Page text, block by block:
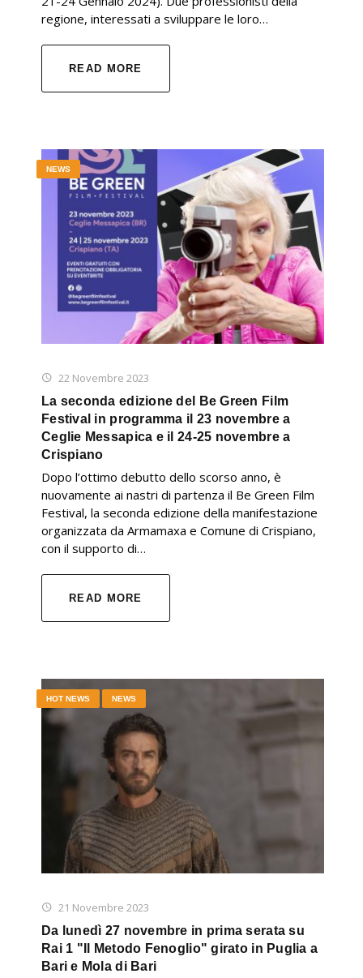
regione, interessati a sviluppare le loro…
READ MORE
22 Novembre 2023
NEWS
La seconda edizione del Be Green Film
Festival in programma il 23 novembre a
Ceglie Messapica e il 24-25 novembre a
Crispiano
Dopo l’ottimo debutto dello scorso anno, è
nuovamente ai nastri di partenza il Be Green Film
Festival, la seconda edizione della manifestazione
organizzata da Armamaxa e Comune di Crispiano,
con il supporto di…
READ MORE
21 Novembre 2023
HOT NEWS NEWS
Da lunedì 27 novembre in prima serata su
Rai 1 "Il Metodo Fenoglio" girato in Puglia a
Bari e Mola di Bari